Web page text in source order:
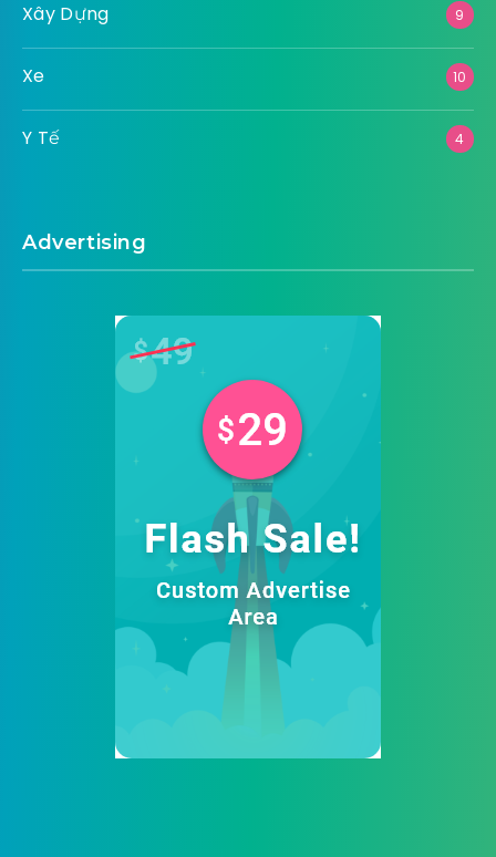
Xây Dựng 9
Xe 10
Y Tế 4
Advertising